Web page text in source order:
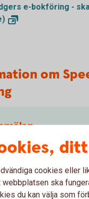
e-bokföring -
om
nedan så kontaktar
och testacookies eller
ska
du kan välja som